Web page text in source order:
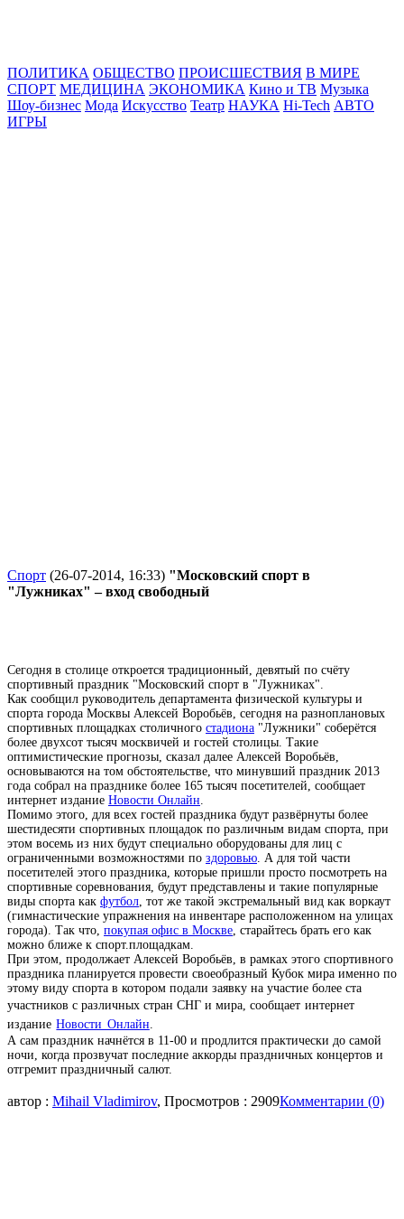
ПОЛИТИКА ОБЩЕСТВО ПРОИСШЕСТВИЯ В МИРЕ
СПОРТ МЕДИЦИНА ЭКОНОМИКА Кино и ТВ Музыка
Шоу-бизнес Мода Искусство Театр НАУКА Hi-Tech АВТО
ИГРЫ
Спорт (26-07-2014, 16:33) "Московский спорт в
"Лужниках" – вход свободный
Сегодня в столице откроется традиционный, девятый по счёту
спортивный праздник "Московский спорт в "Лужниках".
Как сообщил руководитель департамента физической культуры и
спорта города Москвы Алексей Воробьёв, сегодня на разноплановых
спортивных площадках столичного стадиона "Лужники" соберётся
более двухсот тысяч москвичей и гостей столицы. Такие
оптимистические прогнозы, сказал далее Алексей Воробьёв,
основываются на том обстоятельстве, что минувший праздник 2013
года собрал на празднике более 165 тысяч посетителей, сообщает
интернет издание Новости Онлайн.
Помимо этого, для всех гостей праздника будут развёрнуты более
шестидесяти спортивных площадок по различным видам спорта, при
этом восемь из них будут специально оборудованы для лиц с
ограниченными возможностями по здоровью. А для той части
посетителей этого праздника, которые пришли просто посмотреть на
спортивные соревнования, будут представлены и такие популярные
виды спорта как футбол, тот же такой экстремальный вид как воркаут
(гимнастические упражнения на инвентаре расположенном на улицах
города). Так что, покупая офис в Москве, старайтесь брать его как
можно ближе к спорт.площадкам.
При этом, продолжает Алексей Воробьёв, в рамках этого спортивного
праздника планируется провести своеобразный Кубок мира именно по
этому виду спорта в котором подали заявку на участие более ста
участников с различных стран СНГ и мира, сообщает интернет
изданиеНовости Онлайн.
А сам праздник начнётся в 11-00 и продлится практически до самой
ночи, когда прозвучат последние аккорды праздничных концертов и
отгремит праздничный салют.
автор : Mihail Vladimirov, Просмотров : 2909Комментарии (0)